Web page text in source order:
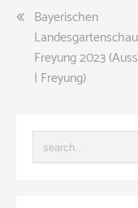
Bayerischen
Landesgartenschau
Freyung 2023
| Freyung)